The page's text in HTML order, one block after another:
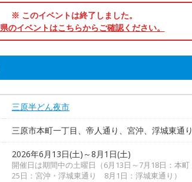
※ このイベントは終了しました。
のイベントはこちらからご確認ください。
三原半どん夜市
三原市本町一丁目、帝人通り、宮沖、浮城東通り
2026年6月13日(土)～8月1日(土)
開催日は期間中の土曜日（6月13日～7月18日：本
25日：宮沖・浮城東通り 8月1日：浮城東通り）